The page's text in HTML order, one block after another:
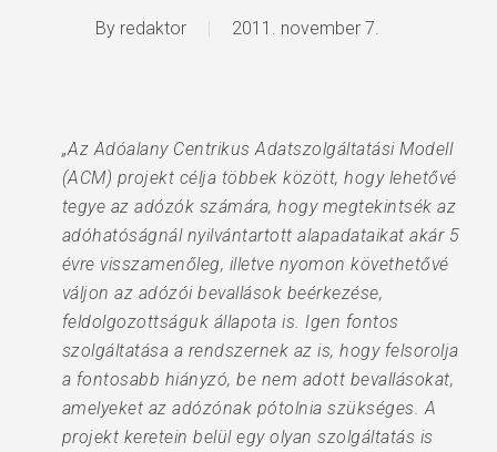
By redaktor 2011. november 7.
„Az Adóalany Centrikus Adatszolgáltatási Modell
(ACM) projekt célja többek között, hogy lehetővé
tegye az adózók számára, hogy megtekintsék az
adóhatóságnál nyilvántartott alapadataikat akár 5
évre visszamenőleg, illetve nyomon követhetővé
váljon az adózói bevallások beérkezése,
feldolgozottságuk állapota is. Igen fontos
szolgáltatása a rendszernek az is, hogy felsorolja
a fontosabb hiányzó, be nem adott bevallásokat,
amelyeket az adózónak pótolnia szükséges. A
projekt keretein belül egy olyan szolgáltatás is